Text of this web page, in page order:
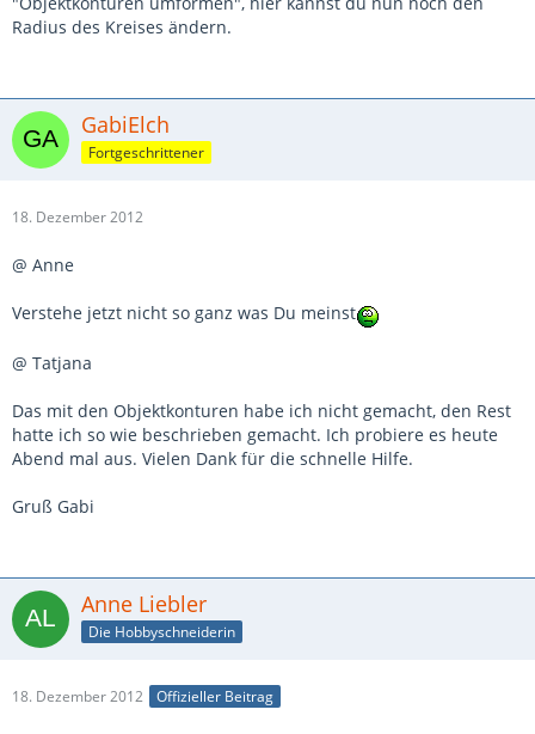
Radius des Kreises ändern.
GabiElch
Fortgeschrittener
18. Dezember 2012
@ Anne
Verstehe jetzt nicht so ganz was Du meinst
@ Tatjana
Das mit den Objektkonturen habe ich nicht gemacht, den Rest
hatte ich so wie beschrieben gemacht. Ich probiere es heute
Abend mal aus. Vielen Dank für die schnelle Hilfe.
Gruß Gabi
Anne Liebler
Die Hobbyschneiderin
18. Dezember 2012 Offizieller Beitrag